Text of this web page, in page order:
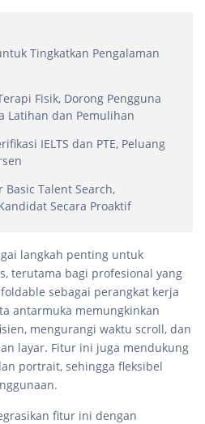
Tingkatkan Pengalaman
Fisik, Dorong Pengguna
Latihan dan Pemulihan
IELTS dan PTE, Peluang
Basic Talent Search,
Secara Proaktif
langkah penting untuk
terutama bagi profesional yang
sebagai perangkat kerja
antarmuka memungkinkan
mengurangi waktu scroll, dan
layar. Fitur ini juga mendukung
portrait, sehingga fleksibel
fitur ini dengan